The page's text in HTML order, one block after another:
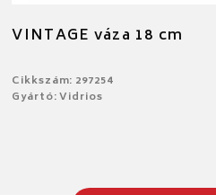
VINTAGE váza 18 cm
Cikkszám: 297254
Gyártó: Vidrios